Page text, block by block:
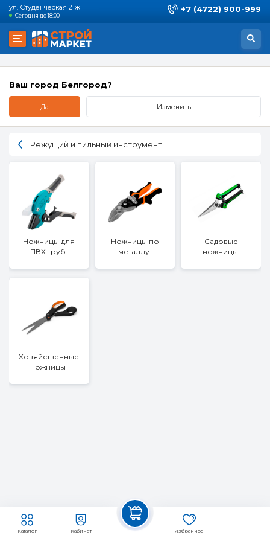
ул. Студенческая 21ж
Сегодня до 18:00
+7 (4722) 900-999
Каталог Кабинет Избранное
Ваш город Белгород?
Да Изменить
Режущий и пильный инструмент
Ножницы для
ПВХ труб
Ножницы по
металлу
Садовые
ножницы
Хозяйственные
ножницы